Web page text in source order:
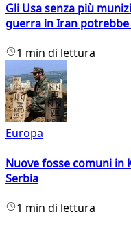
Gli Usa senza più
guerra in Iran
1 min di lettura
Europa
Nuove fosse comuni in
Serbia
1 min di lettura